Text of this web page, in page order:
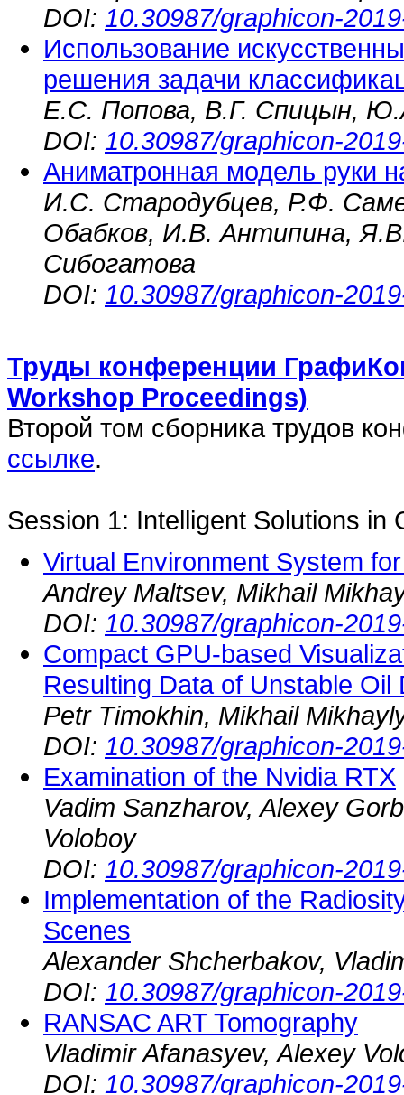
DOI: 10.30987/graphicon-
Использование
решения задачи
Е.С. Попова, В.Г. Спицын,
DOI: 10.30987/graphicon-
Аниматронная модель руки
И.С. Стародубцев, Р.Ф.
Обабков, И.В. Антипина,
Сибогатова
DOI: 10.30987/graphicon-
Труды конференции
Workshop Proceedings)
Второй том сборника трудов
ссылке.
Session 1: Intelligent Solutions in
Virtual Environment System
Andrey Maltsev, Mikhail
DOI: 10.30987/graphicon-
Compact GPU-based
Resulting Data of Unstable
Petr Timokhin, Mikhail
DOI: 10.30987/graphicon-
Examination of the Nvidia RTX
Vadim Sanzharov, Alexey
Voloboy
DOI: 10.30987/graphicon-
Implementation of the
Scenes
Alexander Shcherbakov,
DOI: 10.30987/graphicon-
RANSAC ART Tomography
Vladimir Afanasyev, Alexey
DOI: 10.30987/graphicon-